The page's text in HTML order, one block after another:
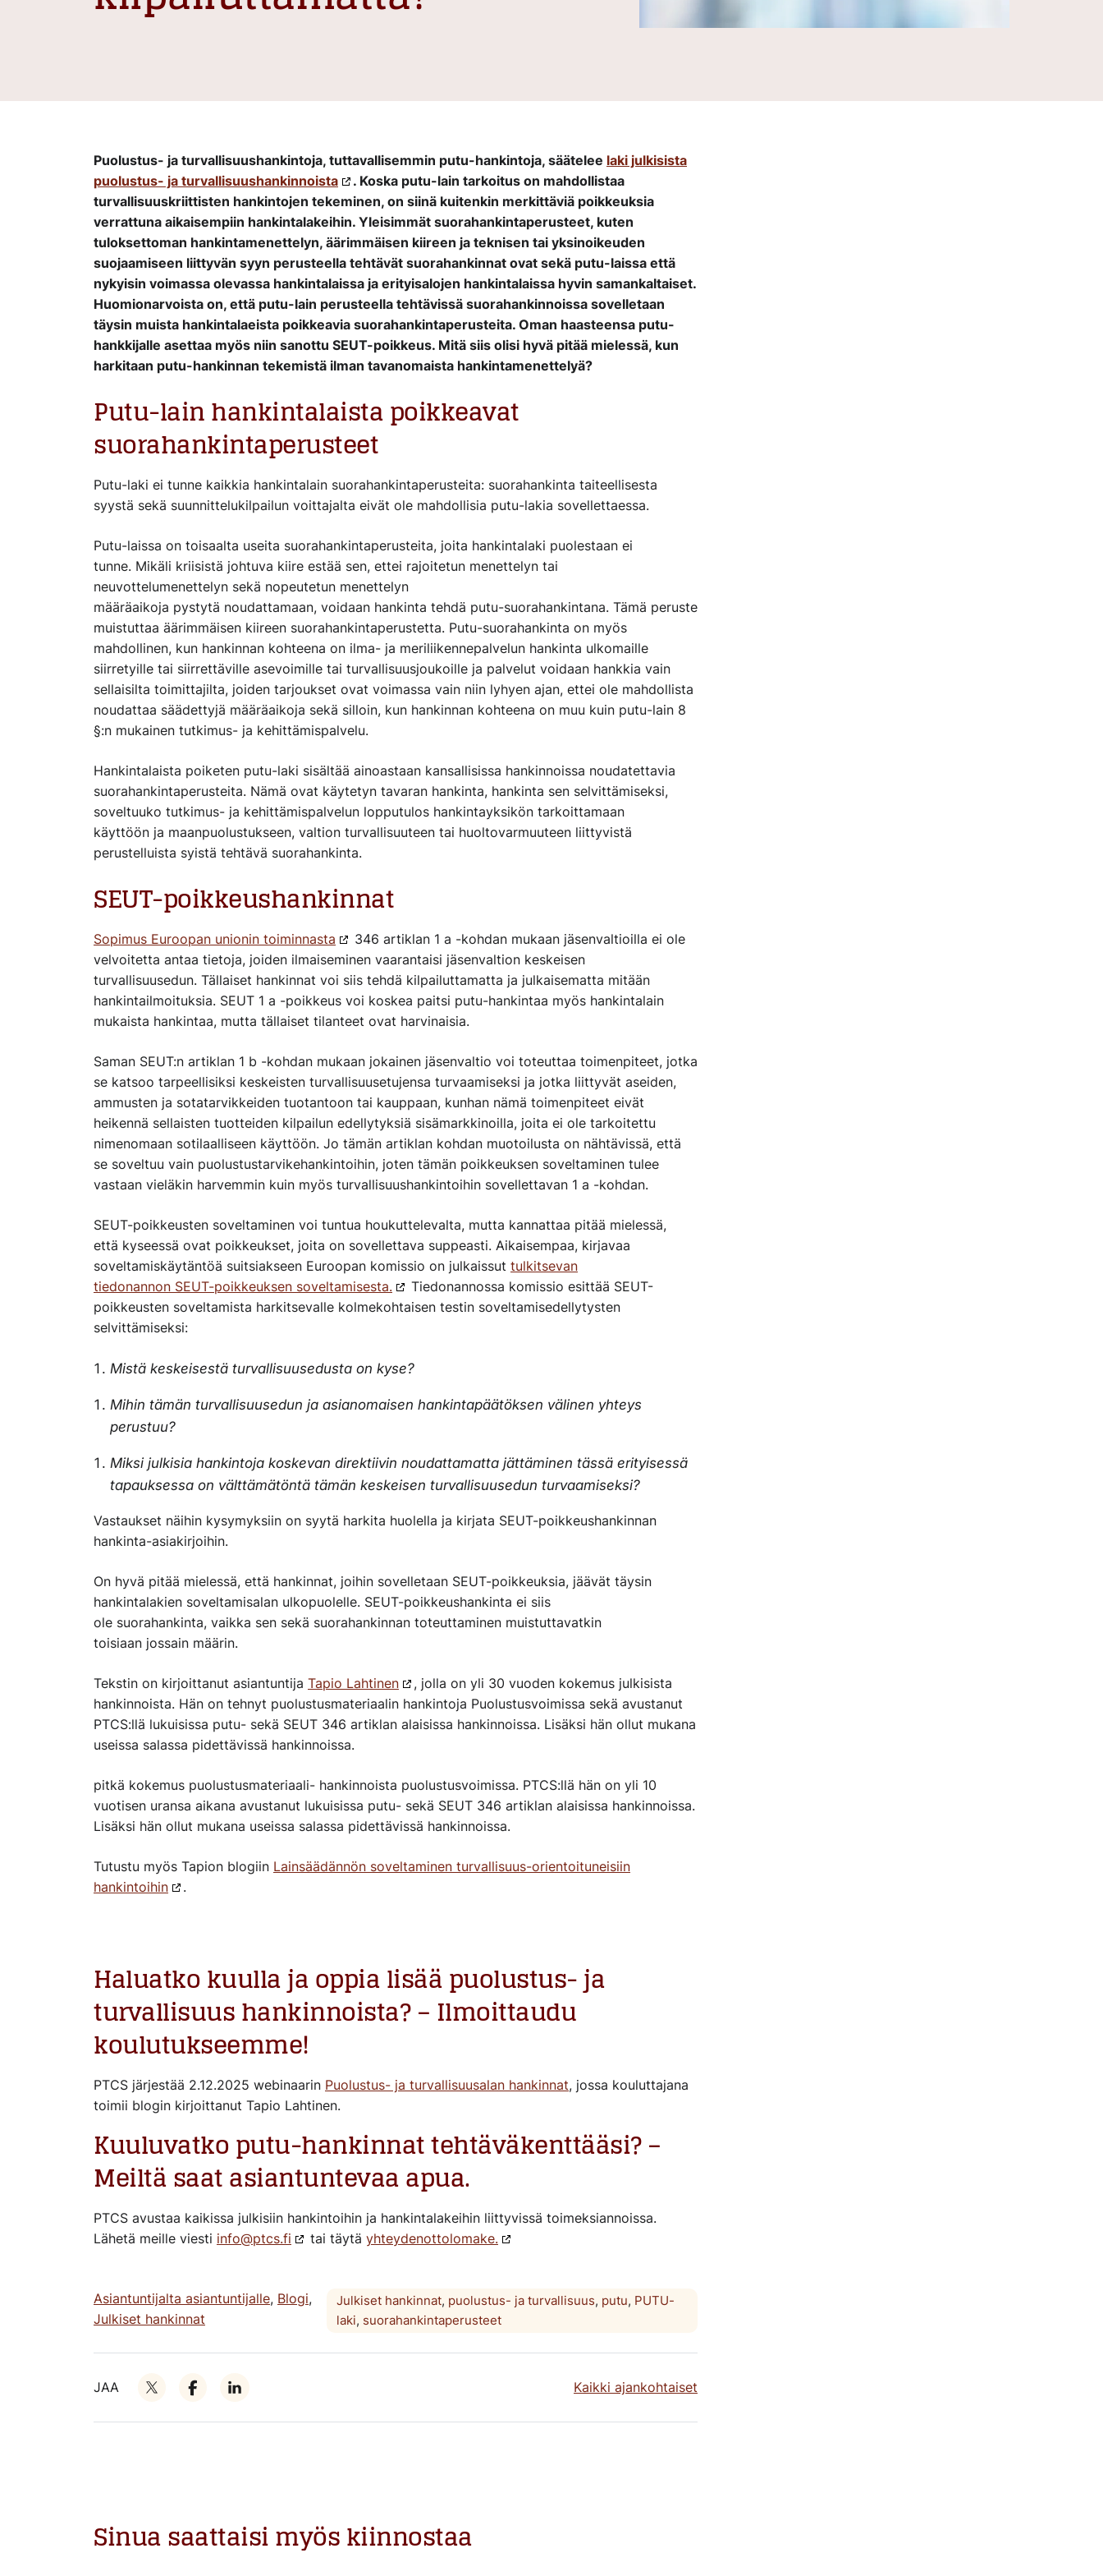
Puolustus- ja turvallisuushankintoja, tuttavallisemmin putu-hankintoja, säätelee laki julkisista
puolustus- ja turvallisuushankinnoista
. Koska putu-lain tarkoitus on mahdollistaa
turvallisuuskriittisten hankintojen tekeminen, on siinä kuitenkin merkittäviä poikkeuksia
verrattuna aikaisempiin hankintalakeihin. Yleisimmät suorahankintaperusteet, kuten
tuloksettoman hankintamenettelyn, äärimmäisen kiireen ja teknisen tai yksinoikeuden
suojaamiseen liittyvän syyn perusteella tehtävät suorahankinnat ovat sekä putu-laissa että
nykyisin voimassa olevassa hankintalaissa ja erityisalojen hankintalaissa hyvin samankaltaiset.
Huomionarvoista on, että putu-lain perusteella tehtävissä suorahankinnoissa sovelletaan
täysin muista hankintalaeista poikkeavia suorahankintaperusteita. Oman haasteensa putu-
hankkijalle asettaa myös niin sanottu SEUT-poikkeus. Mitä siis olisi hyvä pitää mielessä, kun
harkitaan putu-hankinnan tekemistä ilman tavanomaista hankintamenettelyä?
Putu-lain hankintalaista poikkeavat
suorahankintaperusteet
Putu-laki ei tunne kaikkia hankintalain suorahankintaperusteita: suorahankinta taiteellisesta
syystä sekä suunnittelukilpailun voittajalta eivät ole mahdollisia putu-lakia sovellettaessa.
Putu-laissa on toisaalta useita suorahankintaperusteita, joita hankintalaki puolestaan ei
tunne. Mikäli kriisistä johtuva kiire estää sen, ettei rajoitetun menettelyn tai
neuvottelumenettelyn sekä nopeutetun menettelyn
määräaikoja pystytä noudattamaan, voidaan hankinta tehdä putu-suorahankintana. Tämä peruste
muistuttaa äärimmäisen kiireen suorahankintaperustetta. Putu-suorahankinta on myös
mahdollinen, kun hankinnan kohteena on ilma- ja meriliikennepalvelun hankinta ulkomaille
siirretyille tai siirrettäville asevoimille tai turvallisuusjoukoille ja palvelut voidaan hankkia vain
sellaisilta toimittajilta, joiden tarjoukset ovat voimassa vain niin lyhyen ajan, ettei ole mahdollista
noudattaa säädettyjä määräaikoja sekä silloin, kun hankinnan kohteena on muu kuin putu-lain 8
§:n mukainen tutkimus- ja kehittämispalvelu.
Hankintalaista poiketen putu-laki sisältää ainoastaan kansallisissa hankinnoissa noudatettavia
suorahankintaperusteita. Nämä ovat käytetyn tavaran hankinta, hankinta sen selvittämiseksi,
soveltuuko tutkimus- ja kehittämispalvelun lopputulos hankintayksikön tarkoittamaan
käyttöön ja maanpuolustukseen, valtion turvallisuuteen tai huoltovarmuuteen liittyvistä
perustelluista syistä tehtävä suorahankinta.
SEUT-poikkeushankinnat
Sopimus Euroopan unionin toiminnasta 346 artiklan 1 a -kohdan mukaan jäsenvaltioilla ei ole
velvoitetta antaa tietoja, joiden ilmaiseminen vaarantaisi jäsenvaltion keskeisen
turvallisuusedun. Tällaiset hankinnat voi siis tehdä kilpailuttamatta ja julkaisematta mitään
hankintailmoituksia. SEUT 1 a -poikkeus voi koskea paitsi putu-hankintaa myös hankintalain
mukaista hankintaa, mutta tällaiset tilanteet ovat harvinaisia.
Saman SEUT:n artiklan 1 b -kohdan mukaan jokainen jäsenvaltio voi toteuttaa toimenpiteet, jotka
se katsoo tarpeellisiksi keskeisten turvallisuusetujensa turvaamiseksi ja jotka liittyvät aseiden,
ammusten ja sotatarvikkeiden tuotantoon tai kauppaan, kunhan nämä toimenpiteet eivät
heikennä sellaisten tuotteiden kilpailun edellytyksiä sisämarkkinoilla, joita ei ole tarkoitettu
nimenomaan sotilaalliseen käyttöön. Jo tämän artiklan kohdan muotoilusta on nähtävissä, että
se soveltuu vain puolustustarvikehankintoihin, joten tämän poikkeuksen soveltaminen tulee
vastaan vieläkin harvemmin kuin myös turvallisuushankintoihin sovellettavan 1 a -kohdan.
SEUT-poikkeusten soveltaminen voi tuntua houkuttelevalta, mutta kannattaa pitää mielessä,
että kyseessä ovat poikkeukset, joita on sovellettava suppeasti. Aikaisempaa, kirjavaa
soveltamiskäytäntöä suitsiakseen Euroopan komissio on julkaissut tulkitsevan
tiedonannon SEUT-poikkeuksen soveltamisesta. Tiedonannossa komissio esittää SEUT-
poikkeusten soveltamista harkitsevalle kolmekohtaisen testin soveltamisedellytysten
selvittämiseksi:
Mistä keskeisestä turvallisuusedusta on kyse?
Mihin tämän turvallisuusedun ja asianomaisen hankintapäätöksen välinen yhteys
perustuu?
Miksi julkisia hankintoja koskevan direktiivin noudattamatta jättäminen tässä erityisessä
tapauksessa on välttämätöntä tämän keskeisen turvallisuusedun turvaamiseksi?
Vastaukset näihin kysymyksiin on syytä harkita huolella ja kirjata SEUT-poikkeushankinnan
hankinta-asiakirjoihin.
On hyvä pitää mielessä, että hankinnat, joihin sovelletaan SEUT-poikkeuksia, jäävät täysin
hankintalakien soveltamisalan ulkopuolelle. SEUT-poikkeushankinta ei siis
ole suorahankinta, vaikka sen sekä suorahankinnan toteuttaminen muistuttavatkin
toisiaan jossain määrin.
Tekstin on kirjoittanut asiantuntija Tapio Lahtinen
, jolla on yli 30 vuoden kokemus julkisista
hankinnoista. Hän on tehnyt puolustusmateriaalin hankintoja Puolustusvoimissa sekä avustanut
PTCS:llä lukuisissa putu- sekä SEUT 346 artiklan alaisissa hankinnoissa. Lisäksi hän ollut mukana
useissa salassa pidettävissä hankinnoissa.
pitkä kokemus puolustusmateriaali- hankinnoista puolustusvoimissa. PTCS:llä hän on yli 10
vuotisen uransa aikana avustanut lukuisissa putu- sekä SEUT 346 artiklan alaisissa hankinnoissa.
Lisäksi hän ollut mukana useissa salassa pidettävissä hankinnoissa.
Tutustu myös Tapion blogiin Lainsäädännön soveltaminen turvallisuus-orientoituneisiin
hankintoihin
.
Haluatko kuulla ja oppia lisää puolustus- ja
turvallisuus hankinnoista? – Ilmoittaudu
koulutukseemme!
PTCS järjestää 2.12.2025 webinaarin Puolustus- ja turvallisuusalan hankinnat, jossa kouluttajana
toimii blogin kirjoittanut Tapio Lahtinen.
Kuuluvatko putu-hankinnat tehtäväkenttääsi? –
Meiltä saat asiantuntevaa apua.
PTCS avustaa kaikissa julkisiin hankintoihin ja hankintalakeihin liittyvissä toimeksiannoissa.
Lähetä meille viesti info@ptcs.fi tai täytä yhteydenottolomake.
Asiantuntijalta asiantuntijalle, Blogi,
Julkiset hankinnat
Julkiset hankinnat, puolustus- ja turvallisuus, putu, PUTU-
laki, suorahankintaperusteet
JAA Kaikki ajankohtaiset
Sinua saattaisi myös kiinnostaa